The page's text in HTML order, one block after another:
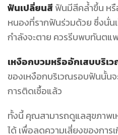
ฟันเปลี่ยนสี ฟันมีสีคล้ำขึ้น ห
หนองที่รากฟันร่วมด้วย ซึ่งนั่น
กำลังจะตาย ควรรีบพบทันตแ
เหงือกบวมหรืออักเสบบริเ
ของเหงือกบริเวณรอบฟันนั้น
การติดเชื้อแล้ว
ทั้งนี้ คุณสามารถดูแลสุขภาพ
ได้ เพื่อลดความเสี่ยงของกา